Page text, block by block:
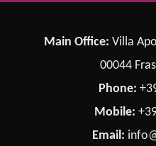
Main Office: Villa
00044
Phone:
Mobile:
Email: